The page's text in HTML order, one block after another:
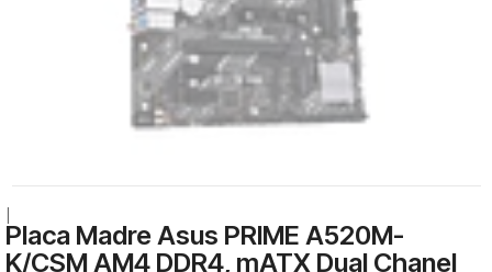
Placa Madre Asus PRIME A520M-
K/CSM AM4 DDR4, mATX Dual Chanel